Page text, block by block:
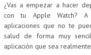
¿Vas a empezar a hacer
con tu Apple Watch? A
aplicaciones que no te
salud de forma muy
aplicación que sea